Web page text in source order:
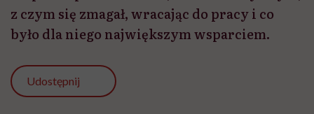
z czym się zmagał, wracając do pracy i co
było dla niego największym wsparciem.
Udostępnij